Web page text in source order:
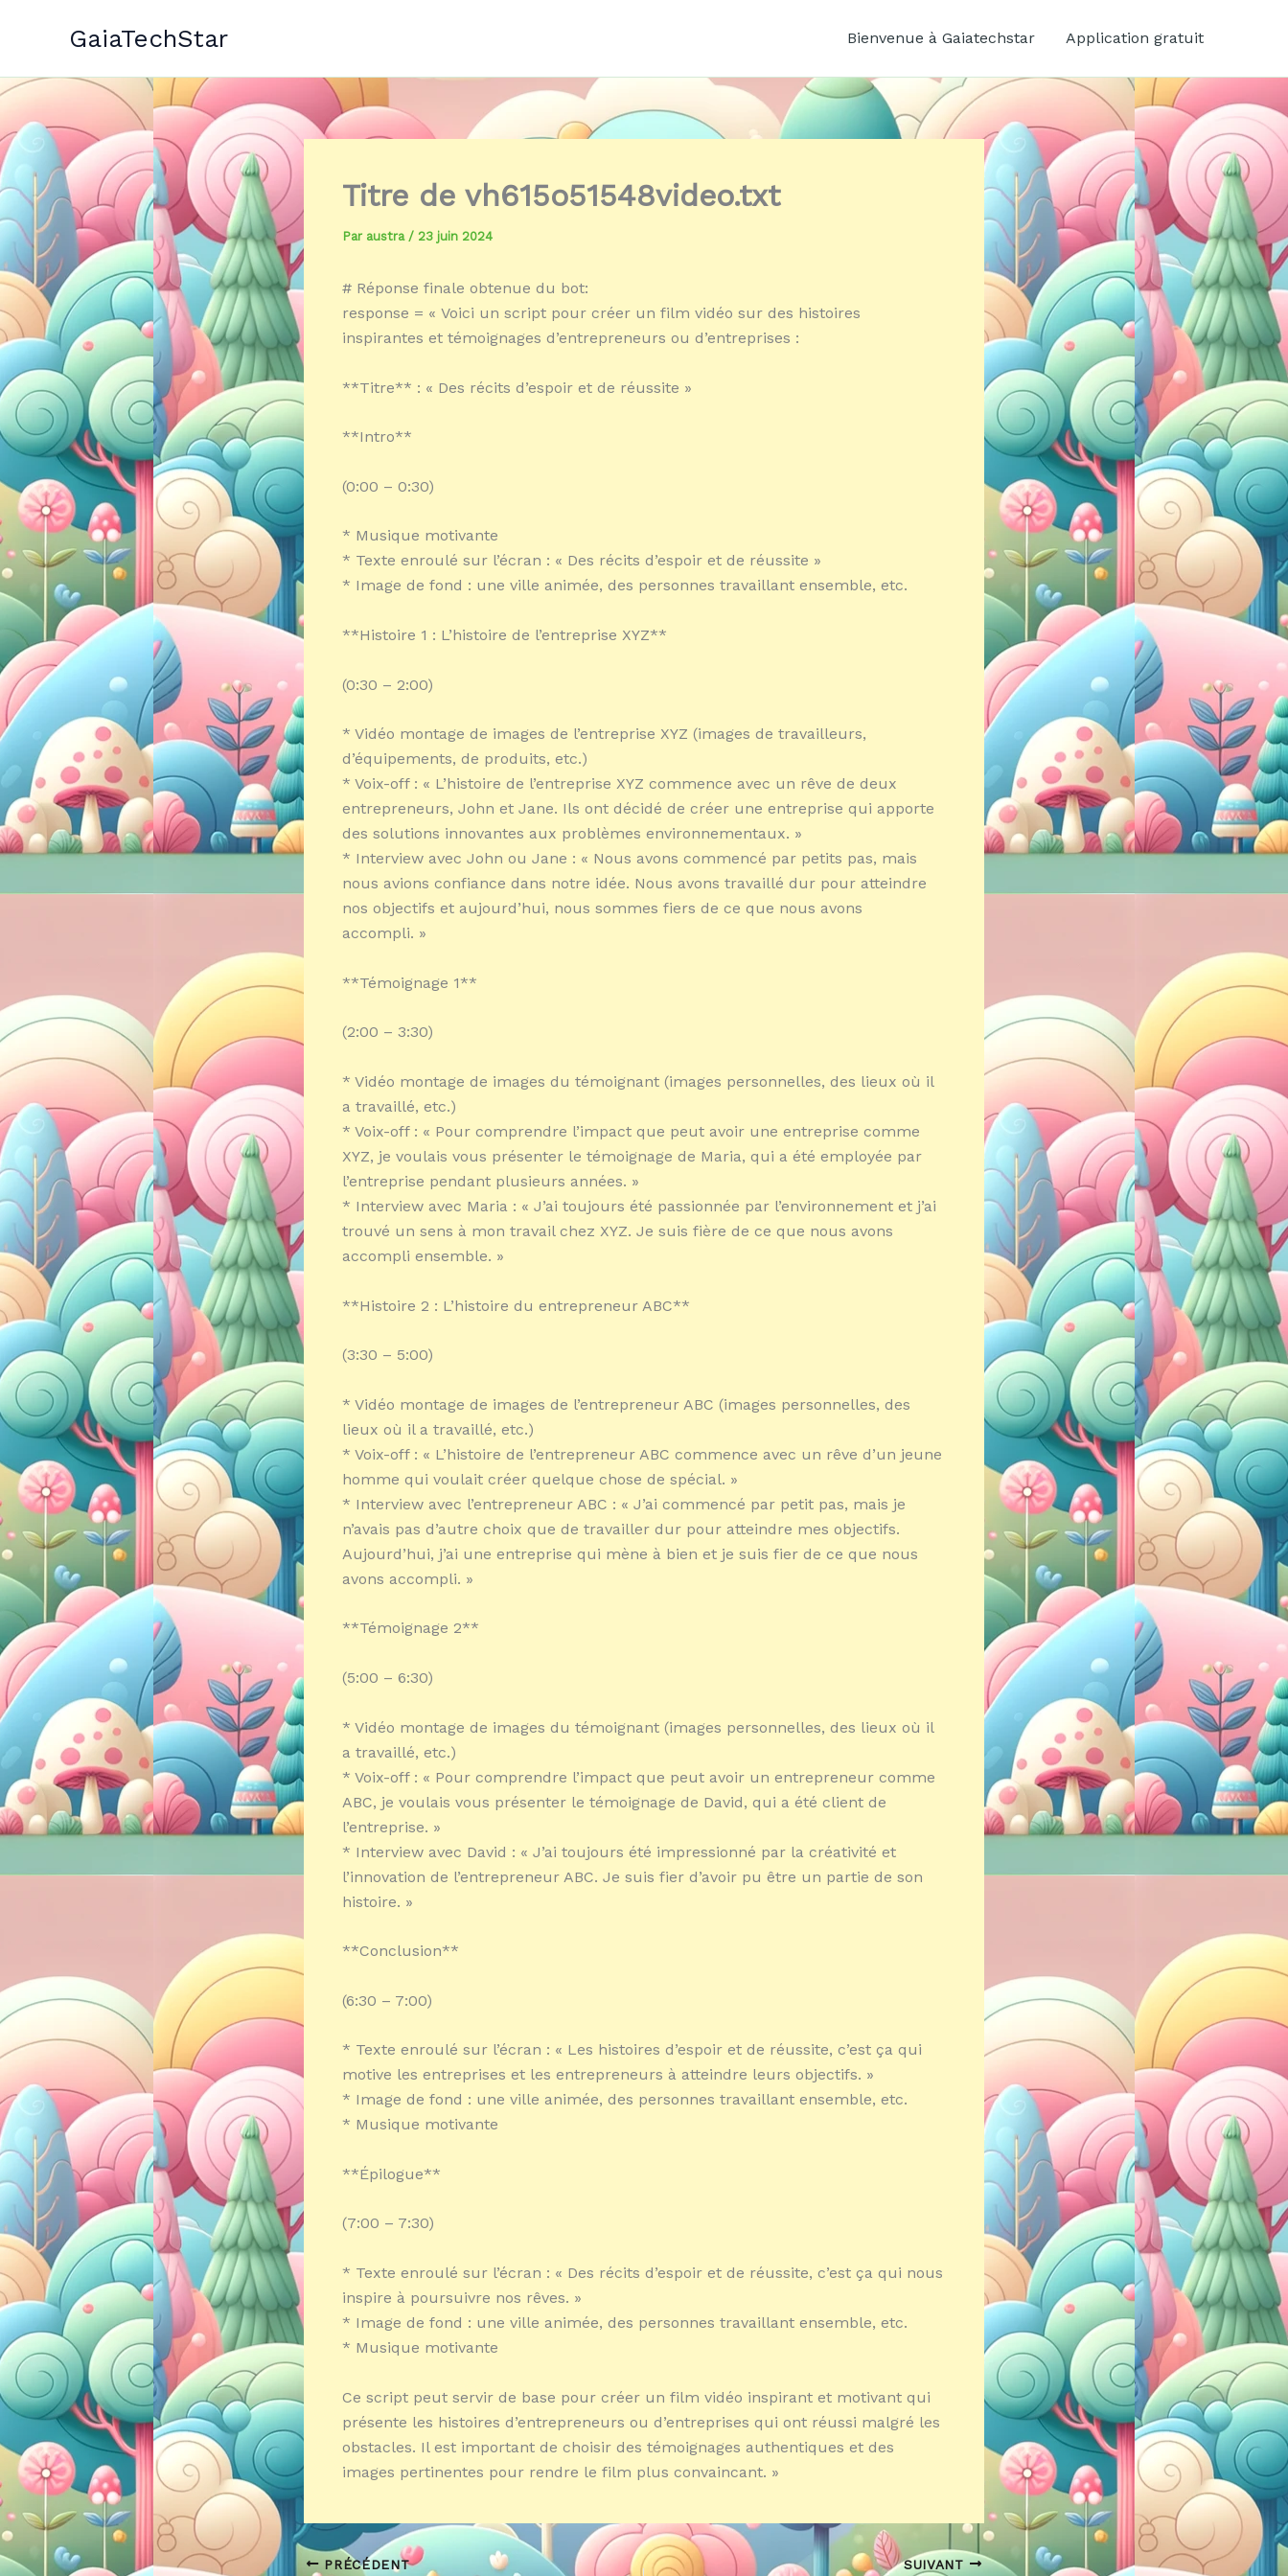
GaiaTechStar Bienvenue à Gaiatechstar Application gratuit
Titre de vh615o51548video.txt
Par austra / 23 juin 2024
# Réponse finale obtenue du bot:
response = « Voici un script pour créer un film vidéo sur des histoires
inspirantes et témoignages d’entrepreneurs ou d’entreprises :
**Titre** : « Des récits d’espoir et de réussite »
**Intro**
(0:00 – 0:30)
* Musique motivante
* Texte enroulé sur l’écran : « Des récits d’espoir et de réussite »
* Image de fond : une ville animée, des personnes travaillant ensemble, etc.
**Histoire 1 : L’histoire de l’entreprise XYZ**
(0:30 – 2:00)
* Vidéo montage de images de l’entreprise XYZ (images de travailleurs,
d’équipements, de produits, etc.)
* Voix-off : « L’histoire de l’entreprise XYZ commence avec un rêve de deux
entrepreneurs, John et Jane. Ils ont décidé de créer une entreprise qui apporte
des solutions innovantes aux problèmes environnementaux. »
* Interview avec John ou Jane : « Nous avons commencé par petits pas, mais
nous avions confiance dans notre idée. Nous avons travaillé dur pour atteindre
nos objectifs et aujourd’hui, nous sommes fiers de ce que nous avons
accompli. »
**Témoignage 1**
(2:00 – 3:30)
* Vidéo montage de images du témoignant (images personnelles, des lieux où il
a travaillé, etc.)
* Voix-off : « Pour comprendre l’impact que peut avoir une entreprise comme
XYZ, je voulais vous présenter le témoignage de Maria, qui a été employée par
l’entreprise pendant plusieurs années. »
* Interview avec Maria : « J’ai toujours été passionnée par l’environnement et j’ai
trouvé un sens à mon travail chez XYZ. Je suis fière de ce que nous avons
accompli ensemble. »
**Histoire 2 : L’histoire du entrepreneur ABC**
(3:30 – 5:00)
* Vidéo montage de images de l’entrepreneur ABC (images personnelles, des
lieux où il a travaillé, etc.)
* Voix-off : « L’histoire de l’entrepreneur ABC commence avec un rêve d’un jeune
homme qui voulait créer quelque chose de spécial. »
* Interview avec l’entrepreneur ABC : « J’ai commencé par petit pas, mais je
n’avais pas d’autre choix que de travailler dur pour atteindre mes objectifs.
Aujourd’hui, j’ai une entreprise qui mène à bien et je suis fier de ce que nous
avons accompli. »
**Témoignage 2**
(5:00 – 6:30)
* Vidéo montage de images du témoignant (images personnelles, des lieux où il
a travaillé, etc.)
* Voix-off : « Pour comprendre l’impact que peut avoir un entrepreneur comme
ABC, je voulais vous présenter le témoignage de David, qui a été client de
l’entreprise. »
* Interview avec David : « J’ai toujours été impressionné par la créativité et
l’innovation de l’entrepreneur ABC. Je suis fier d’avoir pu être un partie de son
histoire. »
**Conclusion**
(6:30 – 7:00)
* Texte enroulé sur l’écran : « Les histoires d’espoir et de réussite, c’est ça qui
motive les entreprises et les entrepreneurs à atteindre leurs objectifs. »
* Image de fond : une ville animée, des personnes travaillant ensemble, etc.
* Musique motivante
**Épilogue**
(7:00 – 7:30)
* Texte enroulé sur l’écran : « Des récits d’espoir et de réussite, c’est ça qui nous
inspire à poursuivre nos rêves. »
* Image de fond : une ville animée, des personnes travaillant ensemble, etc.
* Musique motivante
Ce script peut servir de base pour créer un film vidéo inspirant et motivant qui
présente les histoires d’entrepreneurs ou d’entreprises qui ont réussi malgré les
obstacles. Il est important de choisir des témoignages authentiques et des
images pertinentes pour rendre le film plus convaincant. »
PRÉCÉDENT SUIVANT